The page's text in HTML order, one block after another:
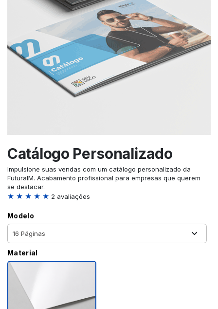
Catálogo Personalizado
Impulsione suas vendas com um catálogo personalizado da
FuturaIM. Acabamento profissional para empresas que querem
se destacar.
★ ★ ★ ★ ★ 2 avaliações
Modelo
Material